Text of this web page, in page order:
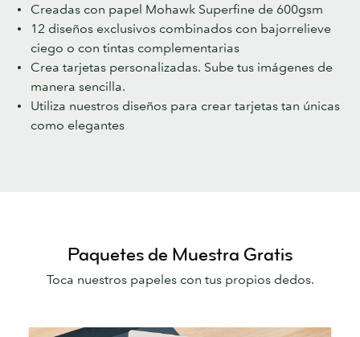
Creadas con papel Mohawk Superfine de 600gsm
12 diseños exclusivos combinados con bajorrelieve
ciego o con tintas complementarias
Crea tarjetas personalizadas. Sube tus imágenes de
manera sencilla.
Utiliza nuestros diseños para crear tarjetas tan únicas
como elegantes
Paquetes de Muestra Gratis
Toca nuestros papeles con tus propios dedos.